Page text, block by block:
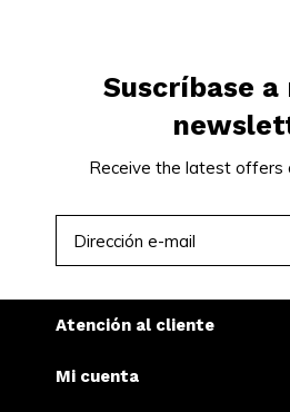
Suscríbase
Receive the latest offers
Atención al cliente
Mi cuenta